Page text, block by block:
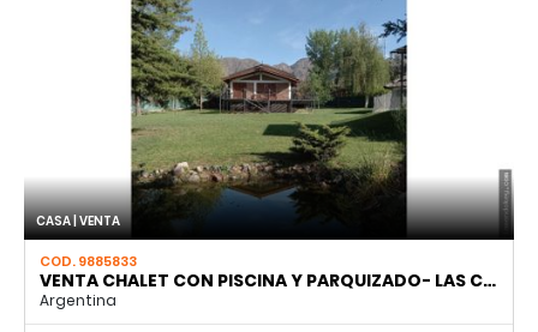
CASA | VENTA
COD. 9885833
VENTA CHALET CON PISCINA Y PARQUIZADO- LAS C…
Argentina